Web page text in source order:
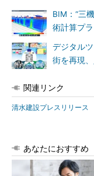
BIM：“三
術計算プ
デジタル
街を再現
関連リンク
清水建設プレスリリース
あなたにおすすめ